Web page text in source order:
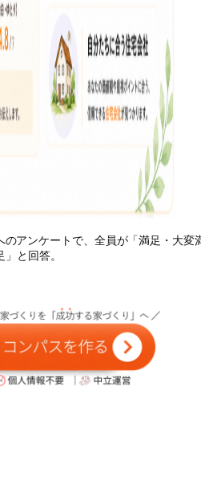
アンケートで、全員が「満足・大変
」と回答。